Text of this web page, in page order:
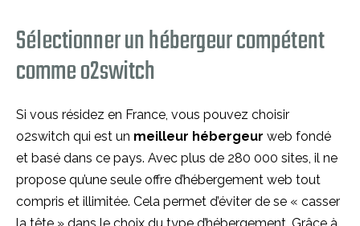
Sélectionner un hébergeur compétent
comme o2switch
Si vous résidez en France, vous pouvez choisir
o2switch qui est un meilleur hébergeur web fondé
et basé dans ce pays. Avec plus de 280 000 sites, il ne
propose qu’une seule offre d’hébergement web tout
compris et illimitée. Cela permet d’éviter de se « casser